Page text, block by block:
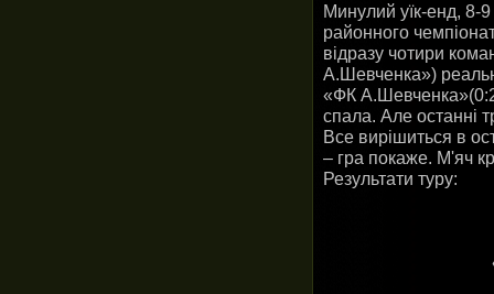
Минулий уїк-енд, 8-
районного
відразу чотири
А.Шевченка»)
«ФК
спала. Але останні
Все вирішиться в
– гра покаже. М'яч
Результати туру: